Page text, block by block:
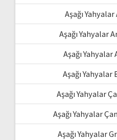
Aşağı
Aşağı Yahyalar
Aşağı
Aşağı
Aşağı Yahyalar
Aşağı Yahyalar
Aşağı Yahyalar